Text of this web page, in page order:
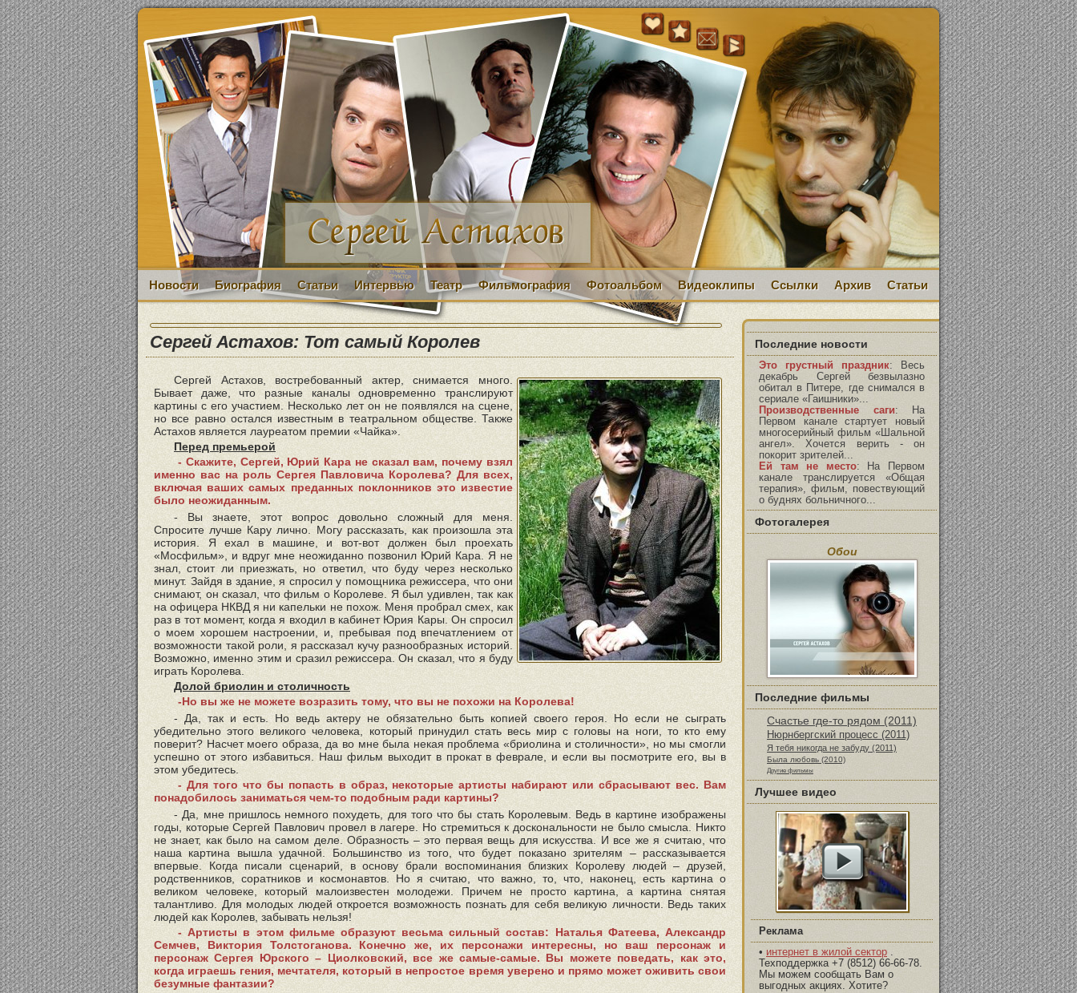
Новости Биография Статьи Интервью Театр Фильмография Фотоальбом Видеоклипы Ссылки Архив Статьи
Сергей Астахов: Тот самый Королев
Сергей Астахов, востребованный актер, снимается много.
Бывает даже, что разные каналы одновременно транслируют
картины с его участием. Несколько лет он не появлялся на сцене,
но все равно остался известным в театральном обществе. Также
Астахов является лауреатом премии «Чайка».
Перед премьерой
- Скажите, Сергей, Юрий Кара не сказал вам, почему взял
именно вас на роль Сергея Павловича Королева? Для всех,
включая ваших самых преданных поклонников это известие
было неожиданным.
- Вы знаете, этот вопрос довольно сложный для меня.
Спросите лучше Кару лично. Могу рассказать, как произошла эта
история. Я ехал в машине, и вот-вот должен был проехать
«Мосфильм», и вдруг мне неожиданно позвонил Юрий Кара. Я не
знал, стоит ли приезжать, но ответил, что буду через несколько
минут. Зайдя в здание, я спросил у помощника режиссера, что они
снимают, он сказал, что фильм о Королеве. Я был удивлен, так как
на офицера НКВД я ни капельки не похож. Меня пробрал смех, как
раз в тот момент, когда я входил в кабинет Юрия Кары. Он спросил
о моем хорошем настроении, и, пребывая под впечатлением от
возможности такой роли, я рассказал кучу разнообразных историй.
Возможно, именно этим и сразил режиссера. Он сказал, что я буду
играть Королева.
Долой бриолин и столичность
-Но вы же не можете возразить тому, что вы не похожи на Королева!
- Да, так и есть. Но ведь актеру не обязательно быть копией своего героя. Но если не сыграть
убедительно этого великого человека, который принудил стать весь мир с головы на ноги, то кто ему
поверит? Насчет моего образа, да во мне была некая проблема «бриолина и столичности», но мы смогли
успешно от этого избавиться. Наш фильм выходит в прокат в феврале, и если вы посмотрите его, вы в
этом убедитесь.
- Для того что бы попасть в образ, некоторые артисты набирают или сбрасывают вес. Вам
понадобилось заниматься чем-то подобным ради картины?
- Да, мне пришлось немного похудеть, для того что бы стать Королевым. Ведь в картине изображены
годы, которые Сергей Павлович провел в лагере. Но стремиться к доскональности не было смысла. Никто
не знает, как было на самом деле. Образность – это первая вещь для искусства. И все же я считаю, что
наша картина вышла удачной. Большинство из того, что будет показано зрителям – рассказывается
впервые. Когда писали сценарий, в основу брали воспоминания близких Королеву людей – друзей,
родственников, соратников и космонавтов. Но я считаю, что важно, то, что, наконец, есть картина о
великом человеке, который малоизвестен молодежи. Причем не просто картина, а картина снятая
талантливо. Для молодых людей откроется возможность познать для себя великую личности. Ведь таких
людей как Королев, забывать нельзя!
- Артисты в этом фильме образуют весьма сильный состав: Наталья Фатеева, Александр
Семчев, Виктория Толстоганова. Конечно же, их персонажи интересны, но ваш персонаж и
персонаж Сергея Юрского – Циолковский, все же самые-самые. Вы можете поведать, как это,
когда играешь гения, мечтателя, который в непростое время уверено и прямо может оживить свои
безумные фантазии?
Последние новости
Это грустный праздник:
Весь
декабрь Сергей безвылазно
обитал в Питере, где снимался в
сериале «Гаишники»...
Производственные саги:
На
Первом канале стартует новый
многосерийный фильм «Шальной
ангел». Хочется верить - он
покорит зрителей...
Ей там не место:
На Первом
канале транслируется «Общая
терапия», фильм, повествующий
о буднях больничного...
Фотогалерея
Обои
Последние фильмы
Счастье где-то рядом (2011)
Нюрнбергский процесс (2011)
Я тебя никогда не забуду (2011)
Была любовь (2010)
Другие фильмы
Лучшее видео
Реклама
• интернет в жилой сектор .
Техподдержка +7 (8512) 66-66-78.
Мы можем сообщать Вам о
выгодных акциях. Хотите?